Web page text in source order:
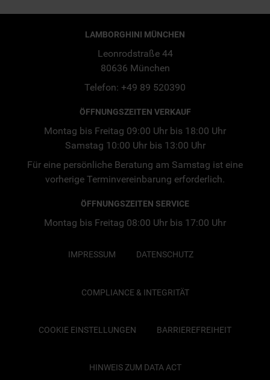
LAMBORGHINI MÜNCHEN
Leonrodstraße 44
80636 München
Telefon: +49 89 520390
ÖFFNUNGSZEITEN VERKAUF
Montag bis Freitag 09:00 Uhr bis 18:00 Uhr
Samstag 10:00 Uhr bis 13:00 Uhr
Für eine persönliche Beratung am Samstag ist eine
vorherige Terminvereinbarung erforderlich.
ÖFFNUNGSZEITEN SERVICE
Montag bis Freitag 08:00 Uhr bis 17:00 Uhr
IMPRESSUM DATENSCHUTZ
COMPLIANCE & INTEGRITÄT
COOKIE EINSTELLUNGEN BARRIEREFREIHEIT
HINWEIS ZUM DATA ACT